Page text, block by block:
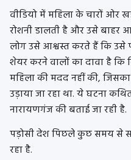
वीडियो में महिला के चारों ओर
रोशनी डालती है और उसे बाहर
लोग उसे आश्वस्त करते हैं कि उसे
शेयर करने वालों का दावा है कि
महिला की मदद नहीं की, जिसका
उड़ाया जा रहा था. ये घटना
नारायणगंज की बताई जा रही है.
पड़ोसी देश पिछले कुछ समय से
रहा है.